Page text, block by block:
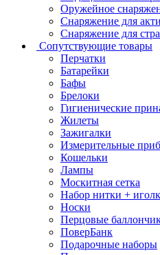
Оружейное
Снаряжение для
Снаряжение для
Сопутствующие товары
Перчатки
Батарейки
Бафы
Брелоки
Гигиенические
Жилеты
Зажигалки
Измерительные
Кошельки
Лампы
Москитная сетка
Набор нитки +
Носки
Перцовые
ПоверБанк
Подарочные наборы